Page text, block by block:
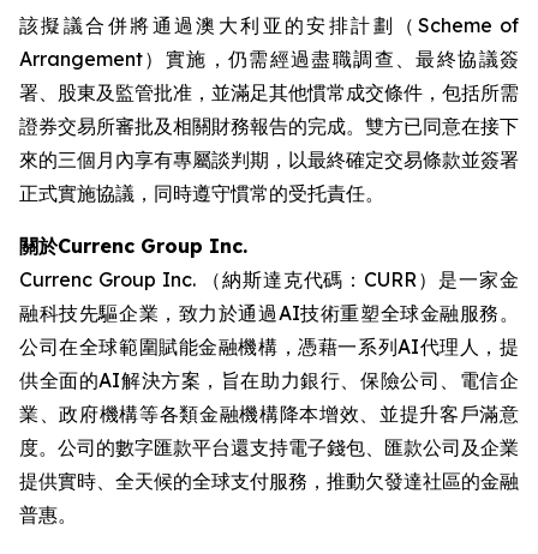
該擬議合併將通過澳大利亚的安排計劃（Scheme of
Arrangement）實施，仍需經過盡職調查、最終協議簽
署、股東及監管批准，並滿足其他慣常成交條件，包括所需
證券交易所審批及相關財務報告的完成。雙方已同意在接下
來的三個月內享有專屬談判期，以最終確定交易條款並簽署
正式實施協議，同時遵守慣常的受托責任。
關於Currenc Group Inc.
Currenc Group Inc. （納斯達克代碼：CURR）是一家金
融科技先驅企業，致力於通過AI技術重塑全球金融服務。
公司在全球範圍賦能金融機構，憑藉一系列AI代理人，提
供全面的AI解決方案，旨在助力銀行、保險公司、電信企
業、政府機構等各類金融機構降本增效、並提升客戶滿意
度。公司的數字匯款平台還支持電子錢包、匯款公司及企業
提供實時、全天候的全球支付服務，推動欠發達社區的金融
普惠。